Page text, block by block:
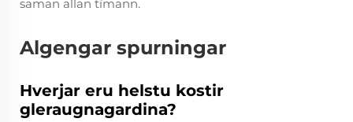
saman allan tímann.
Algengar spurningar
Hverjar eru helstu kostir
gleraugnagardina?